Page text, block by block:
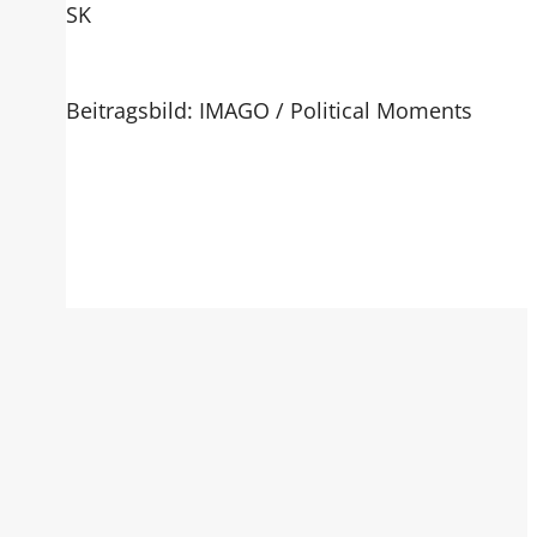
SK
Beitragsbild: IMAGO / Political Moments